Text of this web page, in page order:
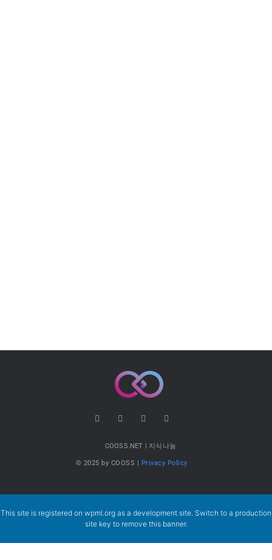
COOSS.NET | 지식나눔
© 2025 by COOSS | Privacy Policy
This site is registered on wpml.org as a development site. Switch to a production
site key to remove this banner.